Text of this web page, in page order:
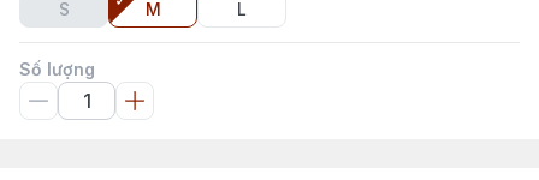
S
M L
Số lượng